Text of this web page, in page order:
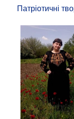
Патріотичні